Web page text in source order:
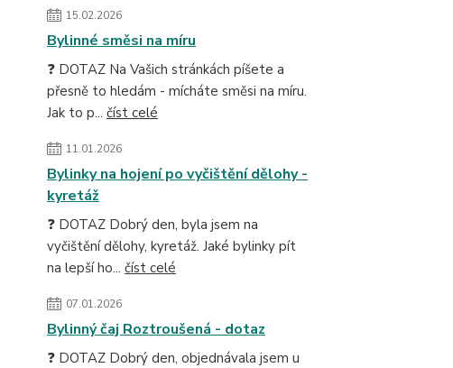
15.02.2026
Bylinné směsi na míru
❓ DOTAZ Na Vašich stránkách píšete a
přesně to hledám - mícháte směsi na míru.
Jak to p... číst celé
11.01.2026
Bylinky na hojení po vyčištění dělohy -
kyretáž
❓ DOTAZ Dobrý den, byla jsem na
vyčištění dělohy, kyretáž. Jaké bylinky pít
na lepší ho... číst celé
07.01.2026
Bylinný čaj Roztroušená - dotaz
❓ DOTAZ Dobrý den, objednávala jsem u